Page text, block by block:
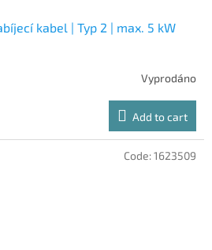
kabel | Typ 2 | max. 5 kW
Vyprodáno
Add to cart
Code:1623509